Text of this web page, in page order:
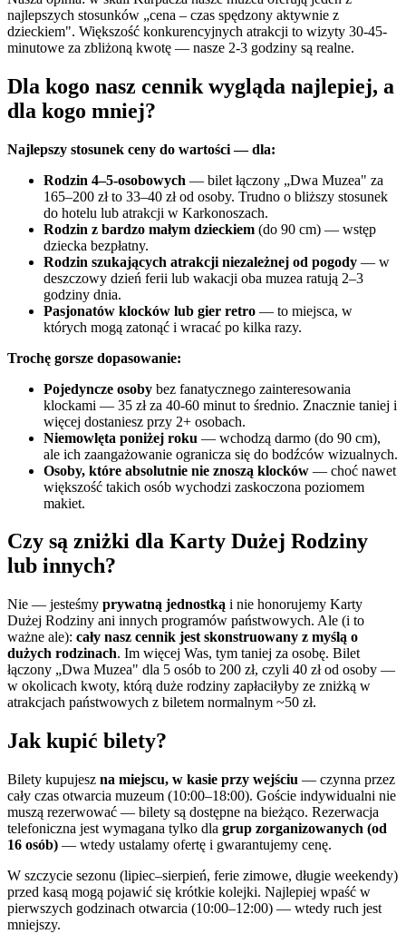
najlepszych stosunków „cena – czas spędzony aktywnie z
dzieckiem". Większość konkurencyjnych atrakcji to wizyty 30-45-
minutowe za zbliżoną kwotę — nasze 2-3 godziny są realne.
Dla kogo nasz cennik wygląda najlepiej, a
dla kogo mniej?
Najlepszy stosunek ceny do wartości — dla:
Rodzin 4–5-osobowych — bilet łączony „Dwa Muzea" za
165–200 zł to 33–40 zł od osoby. Trudno o bliższy stosunek
do hotelu lub atrakcji w Karkonoszach.
Rodzin z bardzo małym dzieckiem (do 90 cm) — wstęp
dziecka bezpłatny.
Rodzin szukających atrakcji niezależnej od pogody — w
deszczowy dzień ferii lub wakacji oba muzea ratują 2–3
godziny dnia.
Pasjonatów klocków lub gier retro — to miejsca, w
których mogą zatonąć i wracać po kilka razy.
Trochę gorsze dopasowanie:
Pojedyncze osoby bez fanatycznego zainteresowania
klockami — 35 zł za 40-60 minut to średnio. Znacznie taniej i
więcej dostaniesz przy 2+ osobach.
Niemowlęta poniżej roku — wchodzą darmo (do 90 cm),
ale ich zaangażowanie ogranicza się do bodźców wizualnych.
Osoby, które absolutnie nie znoszą klocków — choć nawet
większość takich osób wychodzi zaskoczona poziomem
makiet.
Czy są zniżki dla Karty Dużej Rodziny
lub innych?
Nie — jesteśmy prywatną jednostką i nie honorujemy Karty
Dużej Rodziny ani innych programów państwowych. Ale (i to
ważne ale): cały nasz cennik jest skonstruowany z myślą o
dużych rodzinach. Im więcej Was, tym taniej za osobę. Bilet
łączony „Dwa Muzea" dla 5 osób to 200 zł, czyli 40 zł od osoby —
w okolicach kwoty, którą duże rodziny zapłaciłyby ze zniżką w
atrakcjach państwowych z biletem normalnym ~50 zł.
Jak kupić bilety?
Bilety kupujesz na miejscu, w kasie przy wejściu — czynna przez
cały czas otwarcia muzeum (10:00–18:00). Goście indywidualni nie
muszą rezerwować — bilety są dostępne na bieżąco. Rezerwacja
telefoniczna jest wymagana tylko dla grup zorganizowanych (od
16 osób) — wtedy ustalamy ofertę i gwarantujemy cenę.
W szczycie sezonu (lipiec–sierpień, ferie zimowe, długie weekendy)
przed kasą mogą pojawić się krótkie kolejki. Najlepiej wpaść w
pierwszych godzinach otwarcia (10:00–12:00) — wtedy ruch jest
mniejszy.